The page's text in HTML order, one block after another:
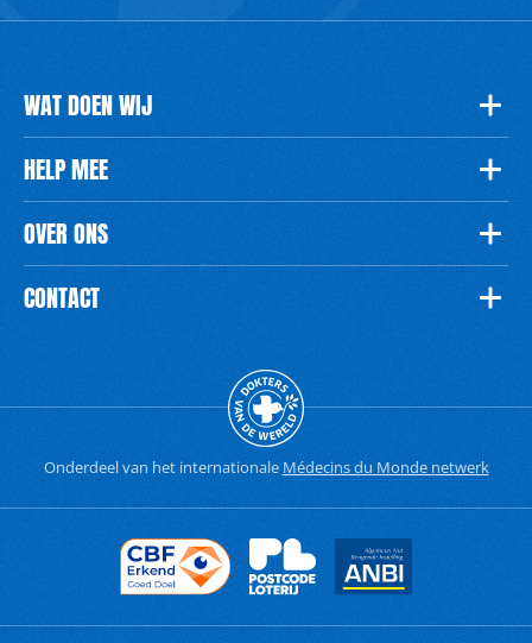
WAT DOEN WIJ
HELP MEE
OVER ONS
CONTACT
Onderdeel van het internationale Médecins du Monde netwerk